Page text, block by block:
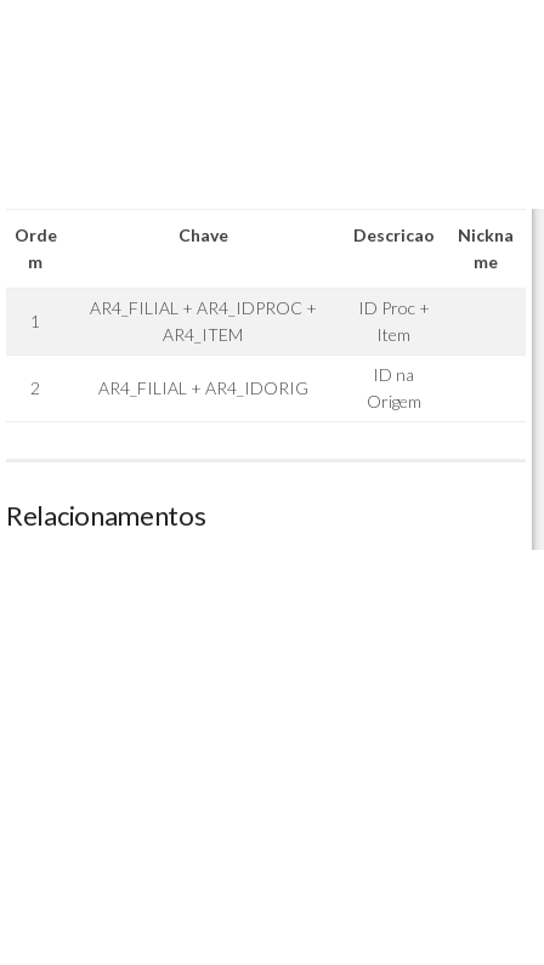
Orde
m
Chave Descricao
Nickna
me
1
AR4_FILIAL + AR4_IDPROC +
AR4_ITEM
ID Proc +
Item
2 AR4_FILIAL + AR4_IDORIG
ID na
Origem
Relacionamentos